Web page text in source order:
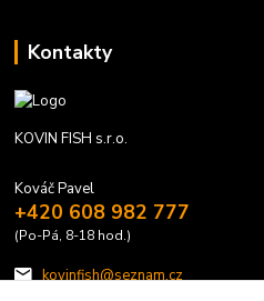
Kontakty
KOVIN FISH s.r.o.
Kováč Pavel
+420 608 982 777
(Po-Pá, 8-18 hod.)
kovinfish@seznam.cz